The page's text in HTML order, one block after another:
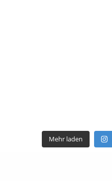
Mehr laden